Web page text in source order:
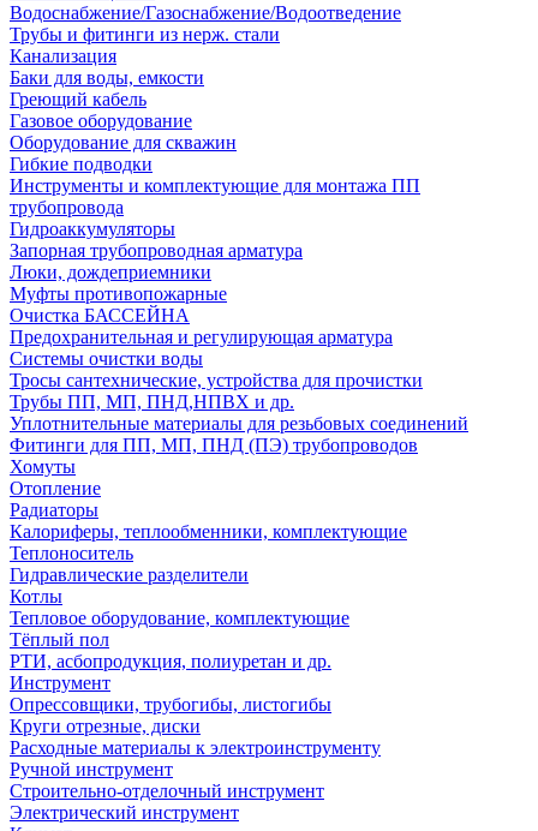
Водоснабжение/Газоснабжение/Водоотведение
Трубы и фитинги из нерж. стали
Канализация
Баки для воды, емкости
Греющий кабель
Газовое оборудование
Оборудование для скважин
Гибкие подводки
Инструменты и комплектующие для монтажа ПП
трубопровода
Гидроаккумуляторы
Запорная трубопроводная арматура
Люки, дождеприемники
Муфты противопожарные
Очистка БАССЕЙНА
Предохранительная и регулирующая арматура
Системы очистки воды
Тросы сантехнические, устройства для прочистки
Трубы ПП, МП, ПНД,НПВХ и др.
Уплотнительные материалы для резьбовых соединений
Фитинги для ПП, МП, ПНД (ПЭ) трубопроводов
Хомуты
Отопление
Радиаторы
Калориферы, теплообменники, комплектующие
Теплоноситель
Гидравлические разделители
Котлы
Тепловое оборудование, комплектующие
Тёплый пол
РТИ, асбопродукция, полиуретан и др.
Инструмент
Опрессовщики, трубогибы, листогибы
Круги отрезные, диски
Расходные материалы к электроинструменту
Ручной инструмент
Строительно-отделочный инструмент
Электрический инструмент